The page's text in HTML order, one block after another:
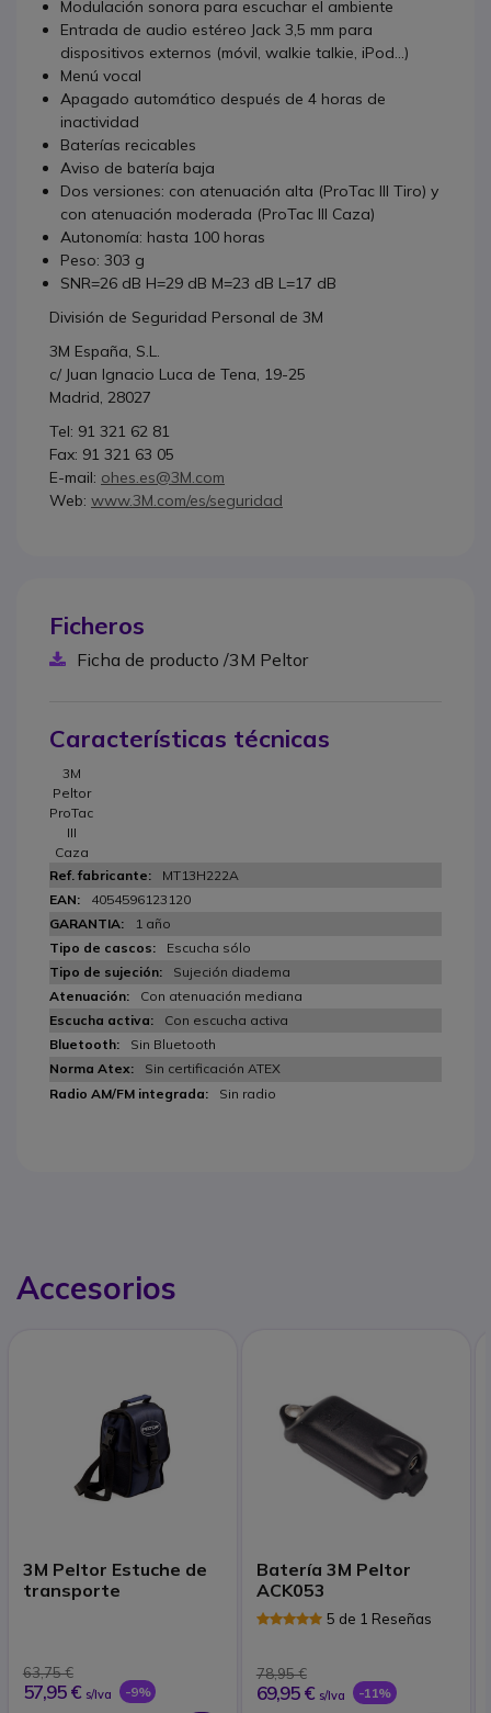
Modulación sonora para escuchar el ambiente
Entrada de audio estéreo Jack 3,5 mm para
dispositivos externos (móvil, walkie talkie, iPod...)
Menú vocal
Apagado automático después de 4 horas de
inactividad
Baterías recicables
Aviso de batería baja
Dos versiones: con atenuación alta (ProTac III Tiro) y
con atenuación moderada (ProTac III Caza)
Autonomía: hasta 100 horas
Peso: 303 g
SNR=26 dB H=29 dB M=23 dB L=17 dB
División de Seguridad Personal de 3M
3M España, S.L.
c/ Juan Ignacio Luca de Tena, 19-25
Madrid, 28027
Tel: 91 321 62 81
Fax: 91 321 63 05
E-mail: ohes.es@3M.com
Web: www.3M.com/es/seguridad
Ficheros
Ficha de producto /3M Peltor
Características técnicas
3M
Peltor
ProTac
III
Caza
MT13H222A
4054596123120
1 año
Escucha sólo
Sujeción diadema
Con atenuación mediana
Con escucha activa
Sin Bluetooth
Sin certificación ATEX
Sin radio
Accesorios
3M Peltor Estuche de
transporte
63,75 €
57,95 € s/Iva -9%
Batería 3M Peltor
ACK053
5 de 1 Reseñas
78,95 €
69,95 € s/Iva -11%